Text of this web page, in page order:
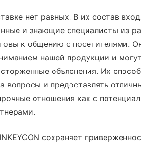
нет равных. В их состав
и знающие специалисты из
к общению с посетителями.
нашей продукции и
объяснения. Их
вопросы и предоставлять
отношения как с
сохраняет